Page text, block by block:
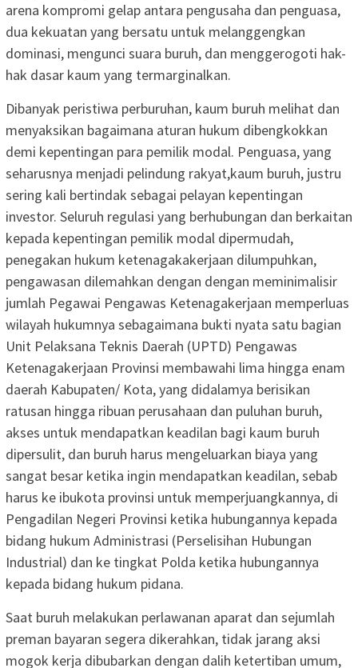
arena kompromi gelap antara pengusaha dan penguasa,
dua kekuatan yang bersatu untuk melanggengkan
dominasi, mengunci suara buruh, dan menggerogoti hak-
hak dasar kaum yang termarginalkan.
Dibanyak peristiwa perburuhan, kaum buruh melihat dan
menyaksikan bagaimana aturan hukum dibengkokkan
demi kepentingan para pemilik modal. Penguasa, yang
seharusnya menjadi pelindung rakyat,kaum buruh, justru
sering kali bertindak sebagai pelayan kepentingan
investor. Seluruh regulasi yang berhubungan dan berkaitan
kepada kepentingan pemilik modal dipermudah,
penegakan hukum ketenagakakerjaan dilumpuhkan,
pengawasan dilemahkan dengan dengan meminimalisir
jumlah Pegawai Pengawas Ketenagakerjaan memperluas
wilayah hukumnya sebagaimana bukti nyata satu bagian
Unit Pelaksana Teknis Daerah (UPTD) Pengawas
Ketenagakerjaan Provinsi membawahi lima hingga enam
daerah Kabupaten/ Kota, yang didalamya berisikan
ratusan hingga ribuan perusahaan dan puluhan buruh,
akses untuk mendapatkan keadilan bagi kaum buruh
dipersulit, dan buruh harus mengeluarkan biaya yang
sangat besar ketika ingin mendapatkan keadilan, sebab
harus ke ibukota provinsi untuk memperjuangkannya, di
Pengadilan Negeri Provinsi ketika hubungannya kepada
bidang hukum Administrasi (Perselisihan Hubungan
Industrial) dan ke tingkat Polda ketika hubungannya
kepada bidang hukum pidana.
Saat buruh melakukan perlawanan aparat dan sejumlah
preman bayaran segera dikerahkan, tidak jarang aksi
mogok kerja dibubarkan dengan dalih ketertiban umum,